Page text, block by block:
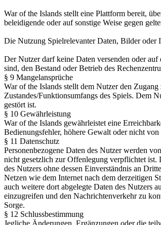
War of the Islands stellt eine Plattform bereit,
beleidigende oder auf sonstige Weise gegen
Die Nutzung Spielrelevanter Daten, Bilder oder
Der Nutzer darf keine Daten versenden oder
sind, den Bestand oder Betrieb des
§ 9 Mangelansprüche
War of the Islands stellt dem Nutzer den
Zustandes/Funktionsumfangs des Spiels. Dem
gestört ist.
§ 10 Gewährleistung
War of the Islands gewährleistet eine
Bedienungsfehler, höhere Gewalt oder nicht
§ 11 Datenschutz
Personenbezogene Daten des Nutzer werden
nicht gesetzlich zur Offenlegung verpflichtet ist.
des Nutzers ohne dessen Einverständnis an
Netzen wie dem Internet nach dem derzeitigen
auch weitere dort abgelegte Daten des Nutzers
einzugreifen und den Nachrichtenverkehr zu
Sorge.
§ 12 Schlussbestimmung
Jegliche Änderungen, Ergänzungen oder die